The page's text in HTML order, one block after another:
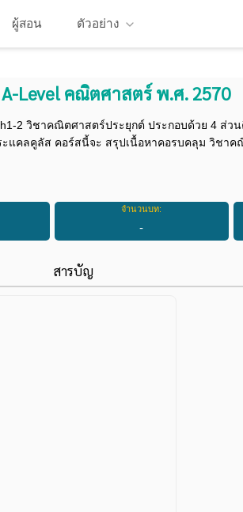
ผู้สอน ตัวอย่าง
Level คณิตศาสตร์ พ.ศ. 2570
2 วิชาคณิตศาสตร์ประยุกต์ ประกอบด้วย 4 ส่
ะแคลคูลัส คอร์สนี้จะ สรุปเนื้อหาคอรบคลุม วิชา
จำนวนบท:
-
สารบัญ